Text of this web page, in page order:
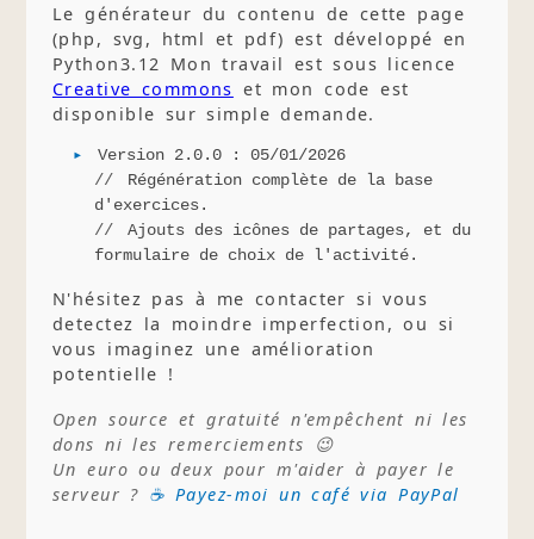
Le générateur du contenu de cette page
(php, svg, html et pdf) est développé en
Python3.12 Mon travail est sous licence
Creative commons et mon code est
disponible sur simple demande.
Version 2.0.0 : 05/01/2026
Régénération complète de la base
d'exercices.
Ajouts des icônes de partages, et du
formulaire de choix de l'activité.
N'hésitez pas à me contacter si vous
detectez la moindre imperfection, ou si
vous imaginez une amélioration
potentielle !
Open source et gratuité n'empêchent ni les
dons ni les remerciements 😉
Un euro ou deux pour m'aider à payer le
serveur ? ☕ Payez-moi un café via PayPal